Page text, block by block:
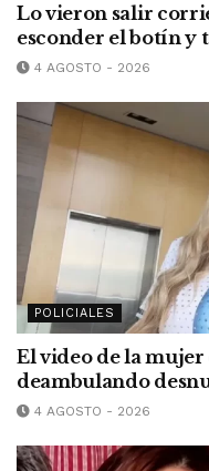
Lo vieron salir
esconder el botín y
4 AGOSTO - 2026
POLICIALES
El video de la
deambulando
4 AGOSTO - 2026